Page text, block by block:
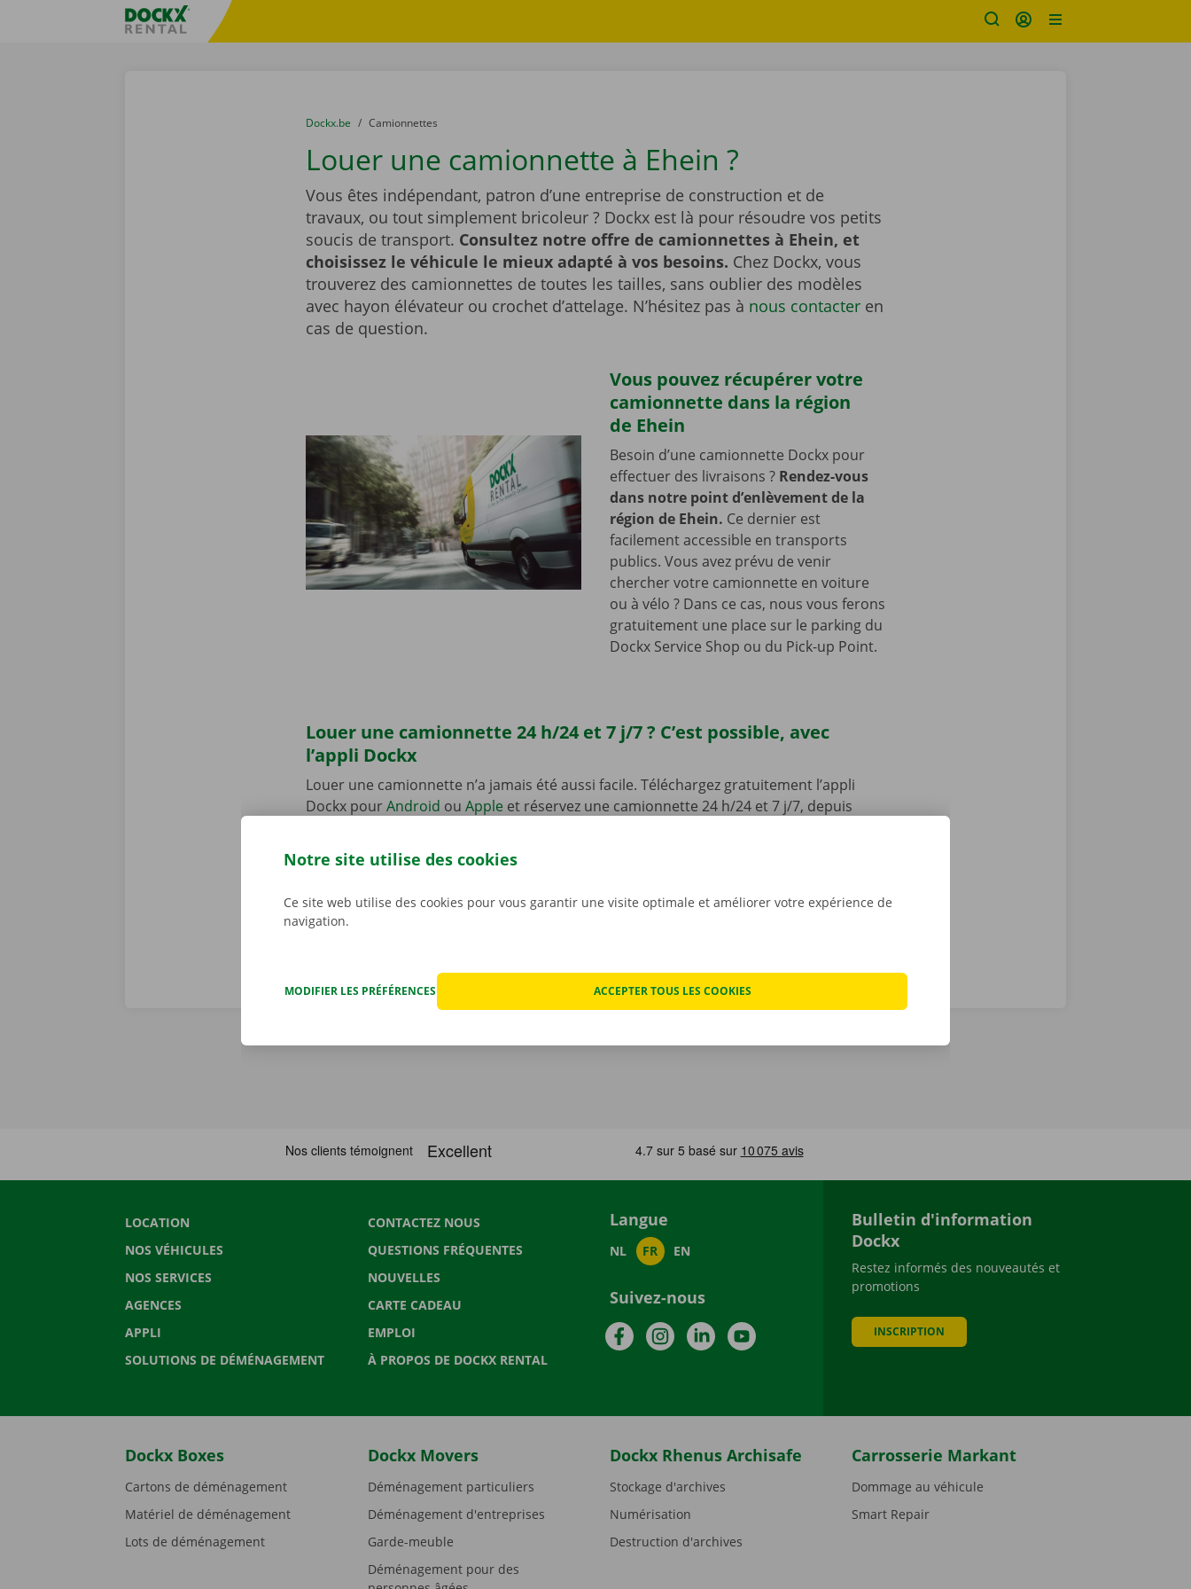
sitename
You are here:
du
Dockx.be to
Camionnettes
Louer une camionnette à Ehein ?
Vous êtes indépendant, patron d’une entreprise de construction et de
travaux, ou tout simplement bricoleur ? Dockx est là pour résoudre vos petits
soucis de transport. Consultez notre offre de camionnettes à Ehein, et
choisissez le véhicule le mieux adapté à vos besoins. Chez Dockx, vous
trouverez des camionnettes de toutes les tailles, sans oublier des modèles
avec hayon élévateur ou crochet d’attelage. N’hésitez pas à nous contacter​​​​​​​ en
cas de question.
Vous pouvez récupérer votre
camionnette dans la région
de Ehein
Besoin d’une camionnette Dockx pour
effectuer des livraisons ? Rendez-vous
dans notre point d’enlèvement de la
région de Ehein. Ce dernier est
facilement accessible en transports
publics. Vous avez prévu de venir
chercher votre camionnette en voiture
ou à vélo ? Dans ce cas, nous vous ferons
gratuitement une place sur le parking du
Dockx Service Shop ou du Pick-up Point.
Louer une camionnette 24 h/24 et 7 j/7 ? C’est possible, avec
l’appli Dockx
Louer une camionnette n’a jamais été aussi facile. Téléchargez gratuitement l’appli
Dockx pourAndroid ou Appleet réservez une camionnette 24 h/24 et 7 j/7, depuis
mieux à votre situation. Payez via l’appli, et récupérez votre véhicule de location dans
le Pick-up Point ou Dockx Service Shop de votre choix.
LOCATION
NOS VÉHICULES
NOS SERVICES
AGENCES
APPLI
SOLUTIONS DE DÉMÉNAGEMENT
CONTACTEZ NOUS
QUESTIONS FRÉQUENTES
NOUVELLES
CARTE CADEAU
EMPLOI
À PROPOS DE DOCKX RENTAL
Langue
NL FR EN
Suivez-nous
FacebookInstagramLinkedInYouTube
Bulletin d'information
Dockx
Restez informés des nouveautés et
promotions
INSCRIPTION
Dockx Boxes
Cartons de déménagement
Matériel de déménagement
Lots de déménagement
Dockx Movers
Déménagement particuliers
Déménagement d'entreprises
Garde-meuble
Déménagement pour des
Dockx Rhenus Archisafe
Stockage d'archives
Numérisation
Destruction d'archives
Carrosserie Markant
Dommage au véhicule
Smart Repair
Notre site utilise des cookies
Ce site web utilise des cookies pour vous garantir une visite optimale et améliorer votre expérience de
navigation.
MODIFIER LES PRÉFÉRENCES ACCEPTER TOUS LES COOKIES